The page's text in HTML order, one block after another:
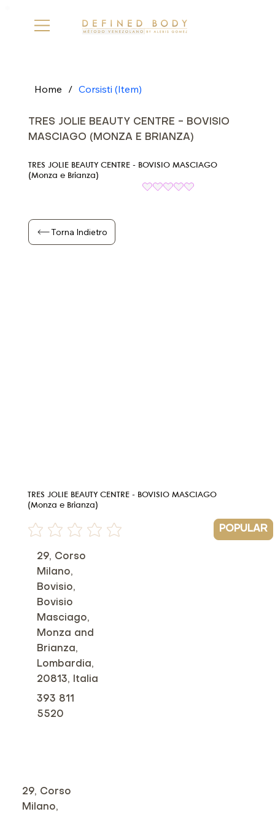
Home / Corsisti (Item)
TRES JOLIE BEAUTY CENTRE - BOVISIO
MASCIAGO (MONZA E BRIANZA)
TRES JOLIE BEAUTY CENTRE - BOVISIO MASCIAGO
(Monza e Brianza)
Torna Indietro
TRES JOLIE BEAUTY CENTRE - BOVISIO MASCIAGO
(Monza e Brianza)
Non ci sono ancora valutazioni
POPULAR
29, Corso
Milano,
Bovisio,
Bovisio
Masciago,
Monza and
Brianza,
Lombardia,
20813, Italia
393 811
5520
29, Corso
Milano,